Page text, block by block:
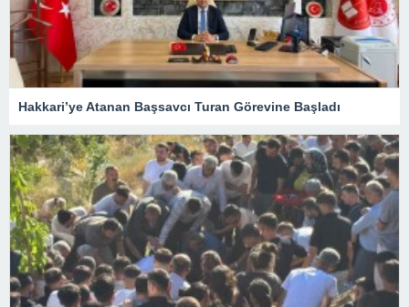
Hakkari’ye Atanan Başsavcı Turan Görevine Başladı